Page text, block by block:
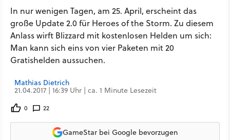
In nur wenigen Tagen, am 25. April, erscheint das
große Update 2.0 für Heroes of the Storm. Zu diesem
Anlass wirft Blizzard mit kostenlosen Helden um sich:
Man kann sich eins von vier Paketen mit 20
Gratishelden aussuchen.
Mathias Dietrich
21.04.2017 | 16:39 Uhr | ca. 1 Minute Lesezeit
0 22
GameStar bei Google bevorzugen